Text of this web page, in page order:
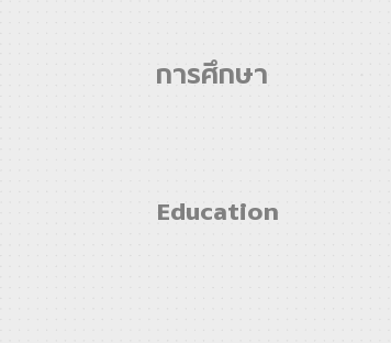
การศึกษา
Education